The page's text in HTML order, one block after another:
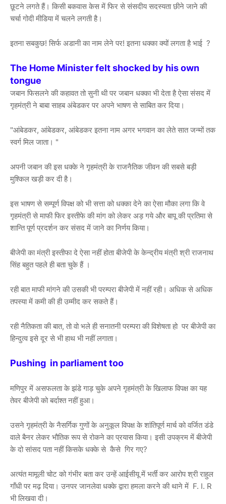
छूटने लगते हैं। किसी बकवास केस में फिर से संसदीय सदस्यता छीने जाने की
चर्चा गोदी मीडिया में चलने लगती है।
इतना सबकुछ! सिर्फ अडानी का नाम लेने पर! इतना धक्का क्यों लगता है भाई ?
The Home Minister felt shocked by his own
tongue
जबान फिसलने की कहावत तो सुनी थी पर जबान धक्का भी देता है ऐसा संसद में
गृहमंत्री ने बाबा साहब अंबेडकर पर अपने भाषण से साबित कर दिया।
"आंबेडकर, आंबेडकर, आंबेडकर इतना नाम अगर भगवान का लेते सात जन्मों तक
स्वर्ग मिल जाता। "
अपनी जबान की इस धक्के ने गृहमंत्री के राजनैतिक जीवन की सबसे बड़ी
मुश्किल खड़ी कर दी है।
इस भाषण से सम्पूर्ण विपक्ष को भी सत्ता को धक्का देने का ऐसा मौका लगा कि वे
गृहमंत्री से माफी फिर इस्तीफे की मांग को लेकर अड़ गये और बापू की प्रतिमा से
शान्ति पूर्ण प्रदर्शन कर संसद में जाने का निर्णय किया।
बीजेपी का मंत्री इस्तीफा दे ऐसा नहीं होता बीजेपी के केन्द्रीय मंत्री श्री राजनाथ
सिंह बहुत पहले ही बता चुके हैं ।
रही बात माफी मांगने की उसकी भी परम्परा बीजेपी में नहीं रही। अधिक से अधिक
तपस्या में कमी की ही उम्मीद कर सकते हैं।
रही नैतिकता की बात, तो वो भले ही सनातनी परम्परा की विशेषता हो पर बीजेपी का
हिन्दुत्व इसे दूर से भी हाथ भी नहीं लगाता।
Pushing in parliament too
मणिपुर में असफलता के झंडे गाड़ चुके अपने गृहमंत्री के खिलाफ विपक्ष का यह
तेवर बीजेपी को बर्दाश्त नहीं हुआ।
उसने गृहमंत्री के नैसर्गिक गुणों के अनुकूल विपक्ष के शांतिपूर्ण मार्च को वर्जित डंडे
वाले बैनर लेकर भौतिक रूप से रोकने का प्रयास किया। इसी उपक्रम में बीजेपी
के दो सांसद पता नहीं किसके धक्के से कैसे गिर गए?
अत्यंत मामूली चोट को गंभीर बता कर उन्हें आईसीयू में भर्ती कर आरोप श्री राहुल
गाँधी पर मढ़ दिया। उनपर जानलेवा धक्के द्वारा हमला करने की थाने में F. I. R
भी लिखवा दी।